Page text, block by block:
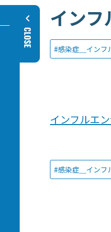
イン
感染症＿インフ
インフルエ
感染症＿インフ